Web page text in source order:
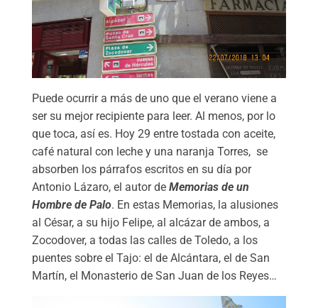
Puede ocurrir a más de uno que el verano viene a
ser su mejor recipiente para leer. Al menos, por lo
que toca, así es. Hoy 29 entre tostada con aceite,
café natural con leche y una naranja Torres, se
absorben los párrafos escritos en su día por
Antonio Lázaro, el autor de Memorias de un
Hombre de Palo. En estas Memorias, la alusiones
al César, a su hijo Felipe, al alcázar de ambos, a
Zocodover, a todas las calles de Toledo, a los
puentes sobre el Tajo: el de Alcántara, el de San
Martín, el Monasterio de San Juan de los Reyes…